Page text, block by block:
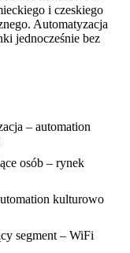
i czeskiego
Automatyzacja
jednocześnie bez
– automation
osób – rynek
kulturowo
segment – WiFi